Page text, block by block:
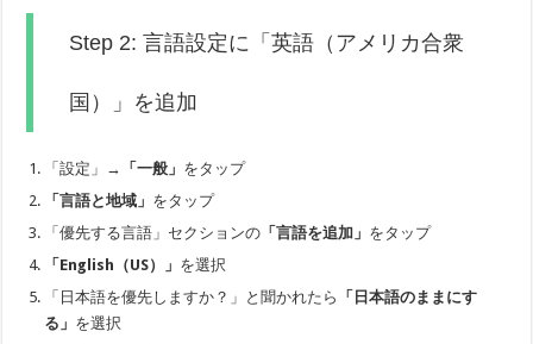
Step 2: 言語設定に「英語（アメリカ合衆
国）」を追加
「設定」→ 「一般」 をタップ
「言語と地域」 をタップ
「優先する言語」セクションの 「言語を追加」 をタップ
「English（US）」 を選択
「日本語を優先しますか？」と聞かれたら 「日本語のままにす
る」 を選択